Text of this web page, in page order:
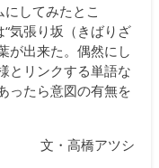
してみたとこ
“気張り坂（きばりざ
が出来た。偶然にし
とリンクする単語な
ったら意図の有無を
文・高橋アツシ